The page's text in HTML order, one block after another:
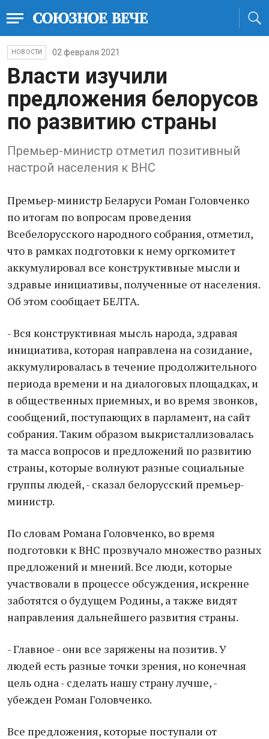
НОВОСТИ 02 февраля 2021
Власти изучили
предложения белорусов
по развитию страны
Премьер-министр отметил позитивный
настрой населения к ВНС
Премьер-министр Беларуси Роман Головченко
по итогам по вопросам проведения
Всебелорусского народного собрания, отметил,
что в рамках подготовки к нему оргкомитет
аккумулировал все конструктивные мысли и
здравые инициативы, полученные от населения.
Об этом сообщает БЕЛТА.
- Вся конструктивная мысль народа, здравая
инициатива, которая направлена на созидание,
аккумулировалась в течение продолжительного
периода времени и на диалоговых площадках, и
в общественных приемных, и во время звонков,
сообщений, поступающих в парламент, на сайт
собрания. Таким образом выкристаллизовалась
та масса вопросов и предложений по развитию
страны, которые волнуют разные социальные
группы людей, - сказал белорусский премьер-
министр.
По словам Романа Головченко, во время
подготовки к ВНС прозвучало множество разных
предложений и мнений. Все люди, которые
участвовали в процессе обсуждения, искренне
заботятся о будущем Родины, а также видят
направления дальнейшего развития страны.
- Главное - они все заряжены на позитив. У
людей есть разные точки зрения, но конечная
цель одна - сделать нашу страну лучше, -
убежден Роман Головченко.
Все предложения, которые поступали от